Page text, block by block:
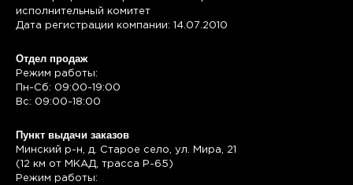
исполнительный комитет
Дата регистрации компании: 14.07.2010
Отдел продаж
Режим работы:
Пн-Сб: 09:00-19:00
Вс: 09:00-18:00
Пункт выдачи заказов
Минский р-н, д. Старое село, ул. Мира, 21
(12 км от МКАД, трасса P-65)
Режим работы: